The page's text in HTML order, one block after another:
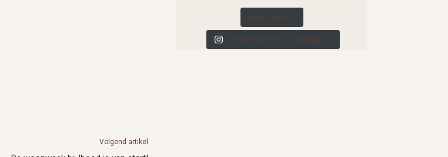
Volgend artikel
Meer laden...
Volg HUIZEDOP op Instagram